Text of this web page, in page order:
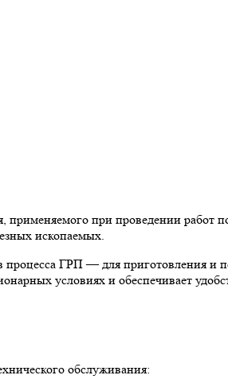
применяемого при проведении
ископаемых.
ГРП — для приготовления и
условиях и обеспечивает
обслуживания: